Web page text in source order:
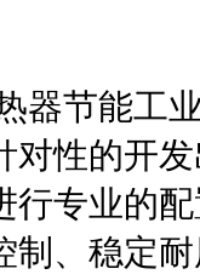
器节能工
对性的开
行专业的
制、稳定